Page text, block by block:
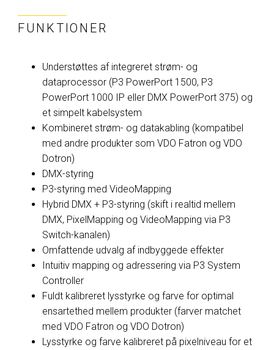
FUNKTIONER
Understøttes af integreret strøm- og
dataprocessor (P3 PowerPort 1500, P3
PowerPort 1000 IP eller DMX PowerPort 375) og
et simpelt kabelsystem
Kombineret strøm- og datakabling (kompatibel
med andre produkter som VDO Fatron og VDO
Dotron)
DMX-styring
P3-styring med VideoMapping
Hybrid DMX + P3-styring (skift i realtid mellem
DMX, PixelMapping og VideoMapping via P3
Switch-kanalen)
Omfattende udvalg af indbyggede effekter
Intuitiv mapping og adressering via P3 System
Controller
Fuldt kalibreret lysstyrke og farve for optimal
ensartethed mellem produkter (farver matchet
med VDO Fatron og VDO Dotron)
Lysstyrke og farve kalibreret på pixelniveau for et